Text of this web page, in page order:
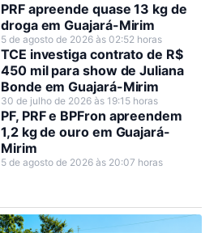
PRF apreende quase 13 kg de
droga em Guajará-Mirim
5 de agosto de 2026 às 02:52 horas
TCE investiga contrato de R$
450 mil para show de Juliana
Bonde em Guajará-Mirim
30 de julho de 2026 às 19:15 horas
PF, PRF e BPFron apreendem
1,2 kg de ouro em Guajará-
Mirim
5 de agosto de 2026 às 20:07 horas